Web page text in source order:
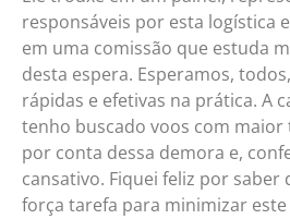
responsáveis por esta logística
em uma comissão que estuda
desta espera. Esperamos,
rápidas e efetivas na prática. A
tenho buscado voos com maior
por conta dessa demora e,
cansativo. Fiquei feliz por saber
força tarefa para minimizar este